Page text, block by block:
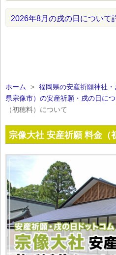
2026年8月の戌の日について
ホーム > 福岡県の安産祈願神社
県宗像市）の安産祈願・戌の日に
（初穂料）について
宗像大社 安産祈願 料金（